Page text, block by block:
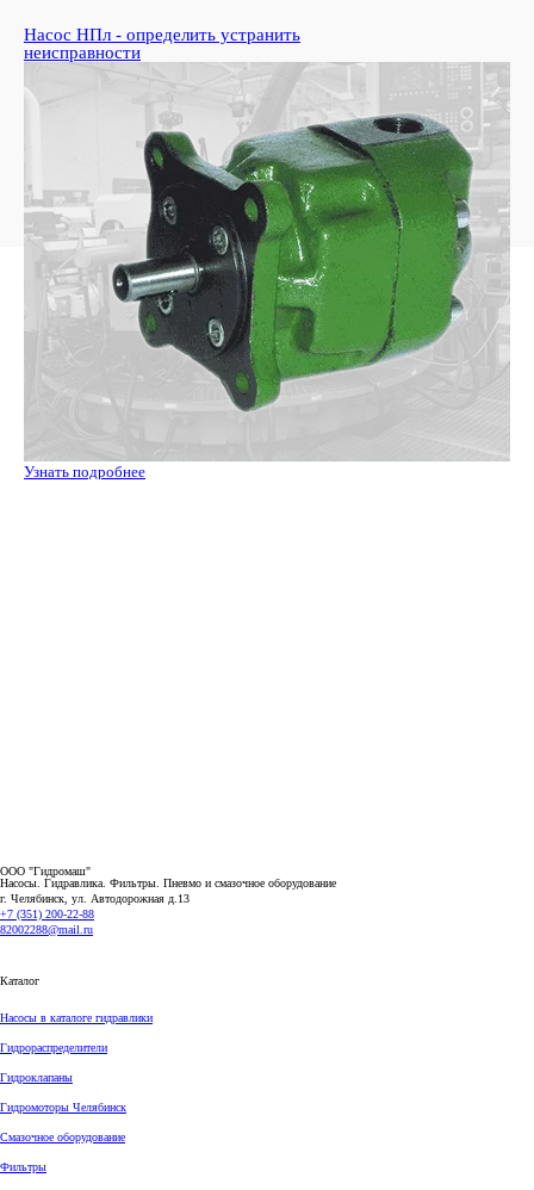
Насос НПл - определить устранить
неисправности
Узнать подробнее
ООО "Гидромаш"
Насосы. Гидравлика. Фильтры. Пневмо и смазочное оборудование
г. Челябинск, ул. Автодорожная д.13
+7 (351) 200-22-88
82002288@mail.ru
Каталог
Насосы в каталоге гидравлики
Гидрораспределители
Гидроклапаны
Гидромоторы Челябинск
Смазочное оборудование
Фильтры